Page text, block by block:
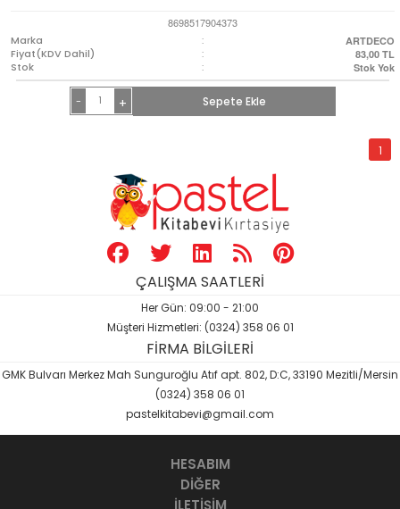
8698517904373
Marka
: ARTDECO
Fiyat(KDV Dahil) : 83,00 TL
Stok : Stok Yok
- + Sepete Ekle
1
ÇALIŞMA SAATLERİ
Her Gün: 09:00 - 21:00
Müşteri Hizmetleri: (0324) 358 06 01
FİRMA BİLGİLERİ
GMK Bulvarı Merkez Mah Sunguroğlu Atıf apt. 802, D:C, 33190 Mezitli/Mersin
(0324) 358 06 01
pastelkitabevi@gmail.com
HESABIM
DİĞER
İLETİŞİM